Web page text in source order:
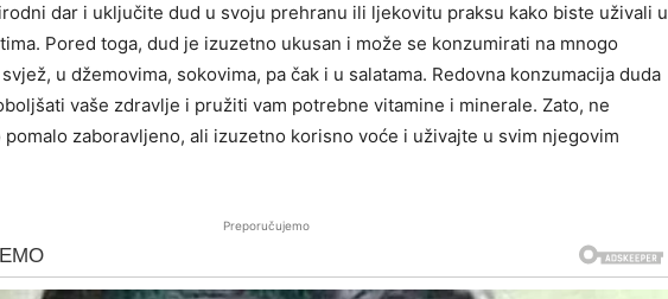
dar i uključite dud u svoju prehranu ili ljekovitu praksu kako biste uživali u
Pored toga, dud je izuzetno ukusan i može se konzumirati na mnogo
u džemovima, sokovima, pa čak i u salatama. Redovna konzumacija duda
vaše zdravlje i pružiti vam potrebne vitamine i minerale. Zato, ne
pomalo zaboravljeno, ali izuzetno korisno voće i uživajte u svim njegovim
Preporučujemo